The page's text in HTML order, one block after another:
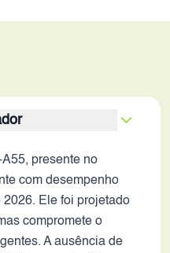
presente no
com desempenho
2026. Ele foi projetado
compromete o
A ausência de